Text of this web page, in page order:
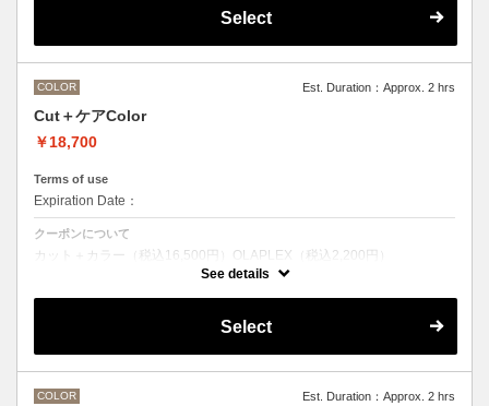
●ポイントカラーなどのデザインカラーをご希望の場合、最終受付時間
Select
COLOR Est. Duration：Approx. 2 hrs
Cut＋ケアColor
￥18,700
Terms of use
Expiration Date：
クーポンについて
カット＋カラー（税込16,500円）OLAPLEX（税込2,200円）
前処理剤OLAPLEXを使ったカット＋ワンカラー
OLAPLEXを使うことでダメージを軽減させ、髪にツヤ、はりを与えま
●髪の長さにより別途ロング料金を頂戴いたします。
M ¥＋1100 L¥＋1650 LL¥＋2200
が異なりますので、別メニューをお選びください。
See details
Select
COLOR Est. Duration：Approx. 2 hrs